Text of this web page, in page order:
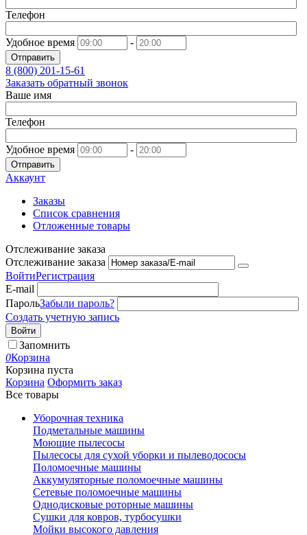
Телефон
Удобное время -
Отправить
8 (800) 201-15-61
Заказать обратный звонок
Ваше имя
Телефон
Удобное время -
Отправить
Аккаунт
Заказы
Список сравнения
Отложенные товары
Отслеживание заказа
Отслеживание заказа
ВойтиРегистрация
E-mail
ПарольЗабыли пароль?
Создать учетную запись
Войти
Запомнить
0Корзина
Корзина пуста
Корзина Оформить заказ
Все товары
Уборочная техника
Подметальные машины
Моющие пылесосы
Пылесосы для сухой уборки и пылеводососы
Поломоечные машины
Аккумуляторные поломоечные машины
Сетевые поломоечные машины
Однодисковые роторные машины
Сушки для ковров, турбосушки
Мойки высокого давления